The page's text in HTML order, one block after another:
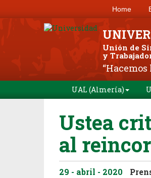
Home
Unión de
y
UAL (Almería)
Ustea
al
29 - abril - 2020